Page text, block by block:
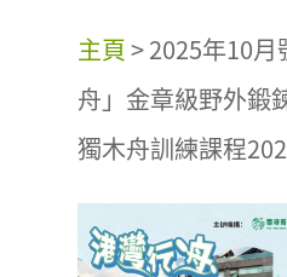
主頁>2025年10月
舟」金章級野外鍛
獨木舟訓練課程